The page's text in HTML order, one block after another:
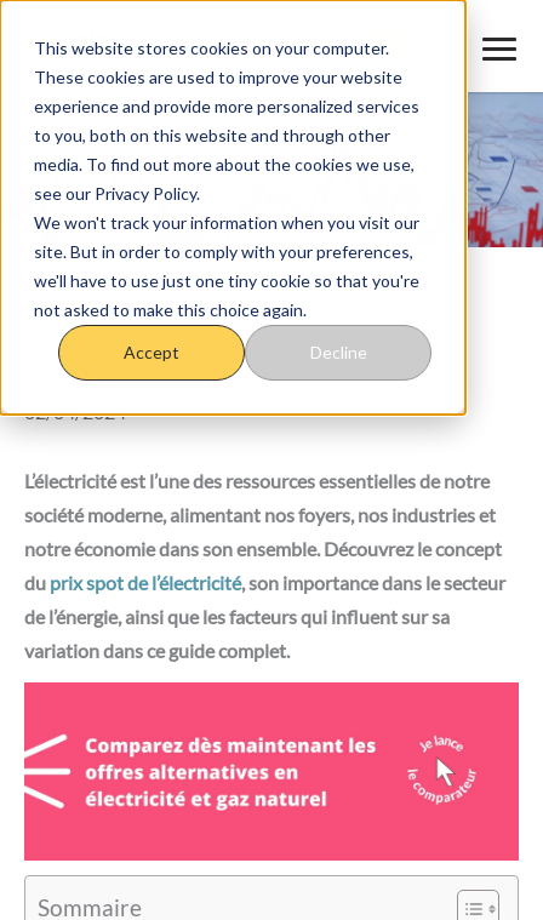
This website stores cookies on your computer.
These cookies are used to improve your website
experience and provide more personalized services
to you, both on this website and through other
media. To find out more about the cookies we use,
see our Privacy Policy.
We won't track your information when you visit our
site. But in order to comply with your preferences,
we'll have to use just one tiny cookie so that you're
not asked to make this choice again.
Accept Decline
contenu
Accueil>Blog>Tout savoir sur les prix spot de l’électricité
Tout savoir sur les prix spot de
l’électricité
02/04/2024
L’électricité est l’une des ressources essentielles de notre
société moderne, alimentant nos foyers, nos industries et
notre économie dans son ensemble. Découvrez le concept
du prix spot de l’électricité, son importance dans le secteur
de l’énergie, ainsi que les facteurs qui influent sur sa
variation dans ce guide complet.
Sommaire